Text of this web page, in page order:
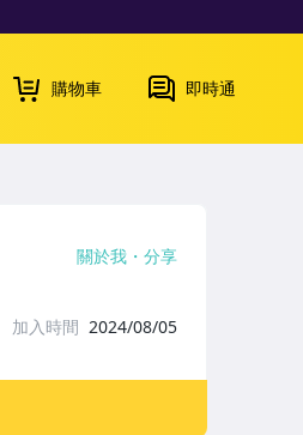
購物車 即時通
關於我 分享
加入時間 2024/08/05